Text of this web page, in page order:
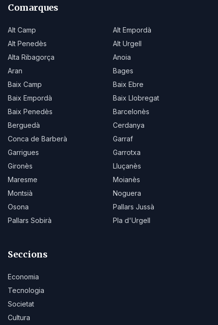
Comarques
Alt Camp
Alt Empordà
Alt Penedès
Alt Urgell
Alta Ribagorça
Anoia
Aran
Bages
Baix Camp
Baix Ebre
Baix Empordà
Baix Llobregat
Baix Penedès
Barcelonès
Berguedà
Cerdanya
Conca de Barberà
Garraf
Garrigues
Garrotxa
Gironès
Lluçanès
Maresme
Moianès
Montsià
Noguera
Osona
Pallars Jussà
Pallars Sobirà
Pla d'Urgell
Seccions
Economia
Tecnologia
Societat
Cultura